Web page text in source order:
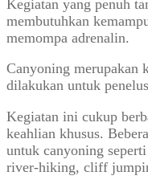
Kegiatan yang penuh
membutuhkan
memompa adrenalin.
Canyoning merupakan
dilakukan untuk
Kegiatan ini cukup
keahlian khusus.
untuk canyoning
river-hiking, cliff